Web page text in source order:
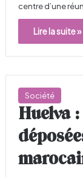
centre d’une
Lire la suite »
Société
Huelva